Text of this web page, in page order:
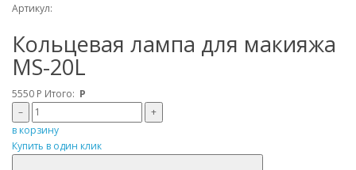
Артикул:
Кольцевая лампа для макияжа
MS-20L
5550 Р Итого: Р
–
+
в корзину
Купить в один клик